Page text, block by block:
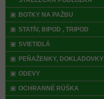
BOTKY NA PAŽBU
STATÍV, BIPOD , TRIPOD
SVIETIDLÁ
PEŇAŽENKY, DOKLADOVKY
ODEVY
OCHRANNÉ RÚŠKA